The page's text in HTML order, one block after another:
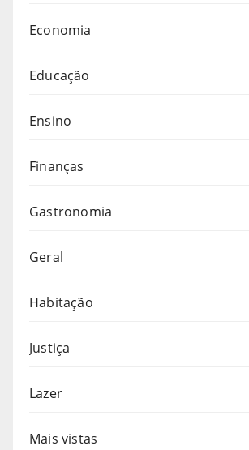
Economia
Educação
Ensino
Finanças
Gastronomia
Geral
Habitação
Justiça
Lazer
Mais vistas